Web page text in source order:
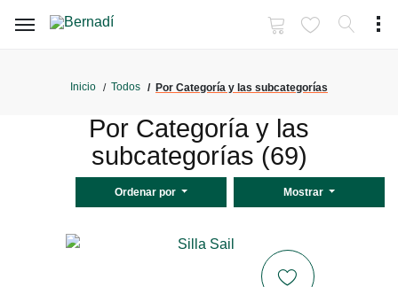
Inicio Todos Por Categoría y las subcategorías
Por Categoría y las
subcategorías (69)
Ordenar por Mostrar